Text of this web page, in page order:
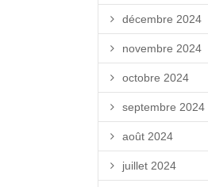
décembre 2024
novembre 2024
octobre 2024
septembre 2024
août 2024
juillet 2024